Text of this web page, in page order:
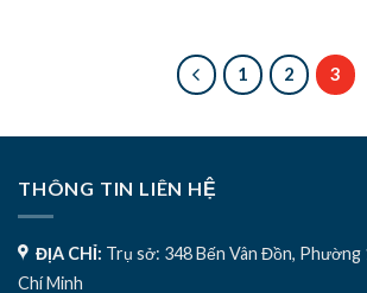
1 2 3
THÔNG TIN LIÊN HỆ
ĐỊA CHỈ: Trụ sở: 348 Bến Vân Đồn, Phường
Chí Minh